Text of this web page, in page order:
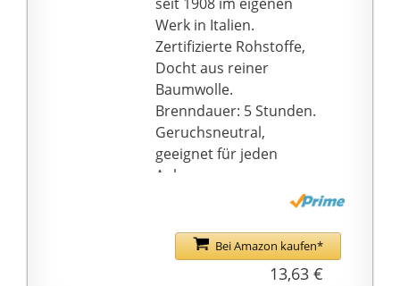
seit 1870 hergestellt.
Für die Produktion der
Qualitätskerzen
verwenden wir nur die
besten Rohstoffe. Jede
Bolsius Kerze wird mit
fachlichem Können und
auf nachhaltige Weise
Bolsius Kerzen rußen
nicht, und wenn du die
Kerzen abbrennst,
Werk in Italien.
Zertifizierte Rohstoffe,
Docht aus reiner
Baumwolle.
Brenndauer: 5 Stunden.
Geruchsneutral,
geeignet für jeden
Anlass.
Bei Amazon kaufen*
13,63 €